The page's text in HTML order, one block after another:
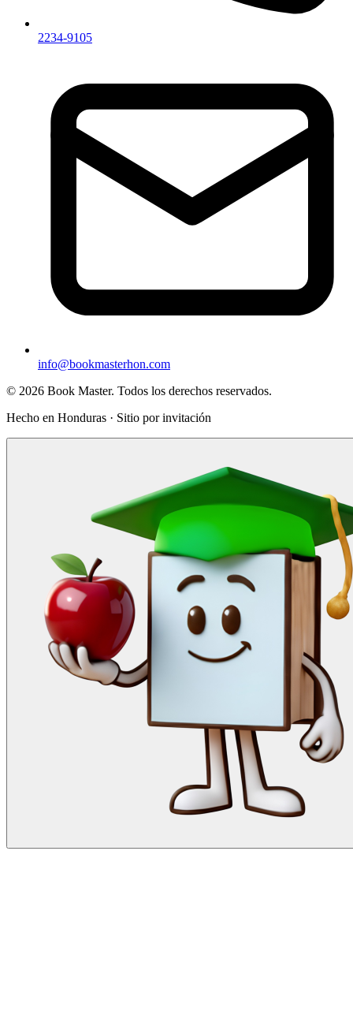
2234-9105
info@bookmasterhon.com
© 2026 Book Master. Todos los derechos reservados.
Hecho en Honduras · Sitio por invitación